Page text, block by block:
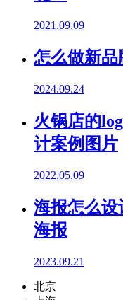
2021.09.09
怎么做新品
2024.09.24
火锅店的
计案例图片
2022.05.09
海报怎么设
海报
2023.09.21
北京